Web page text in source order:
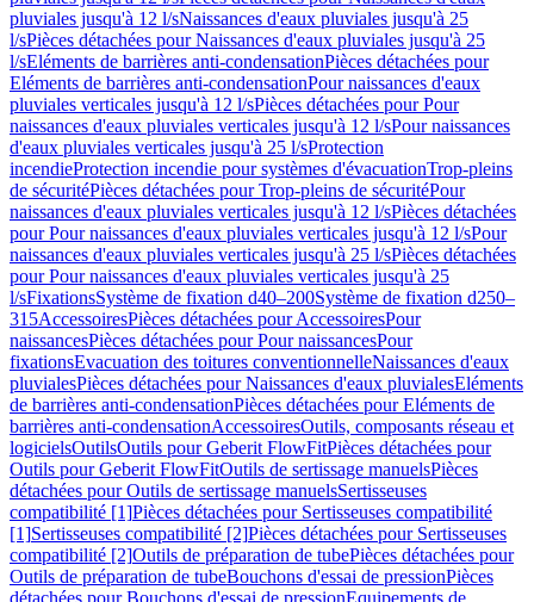
pluviales jusqu'à 12 l/sNaissances d'eaux pluviales jusqu'à 25
l/sPièces détachées pour Naissances d'eaux pluviales jusqu'à 25
l/sEléments de barrières anti-condensationPièces détachées pour
Eléments de barrières anti-condensationPour naissances d'eaux
pluviales verticales jusqu'à 12 l/sPièces détachées pour Pour
naissances d'eaux pluviales verticales jusqu'à 12 l/sPour naissances
d'eaux pluviales verticales jusqu'à 25 l/sProtection
incendieProtection incendie pour systèmes d'évacuationTrop-pleins
de sécuritéPièces détachées pour Trop-pleins de sécuritéPour
naissances d'eaux pluviales verticales jusqu'à 12 l/sPièces détachées
pour Pour naissances d'eaux pluviales verticales jusqu'à 12 l/sPour
naissances d'eaux pluviales verticales jusqu'à 25 l/sPièces détachées
pour Pour naissances d'eaux pluviales verticales jusqu'à 25
l/sFixationsSystème de fixation d40–200Système de fixation d250–
315AccessoiresPièces détachées pour AccessoiresPour
naissancesPièces détachées pour Pour naissancesPour
fixationsEvacuation des toitures conventionnelleNaissances d'eaux
pluvialesPièces détachées pour Naissances d'eaux pluvialesEléments
de barrières anti-condensationPièces détachées pour Eléments de
barrières anti-condensationAccessoiresOutils, composants réseau et
logicielsOutilsOutils pour Geberit FlowFitPièces détachées pour
Outils pour Geberit FlowFitOutils de sertissage manuelsPièces
détachées pour Outils de sertissage manuelsSertisseuses
compatibilité [1]Pièces détachées pour Sertisseuses compatibilité
[1]Sertisseuses compatibilité [2]Pièces détachées pour Sertisseuses
compatibilité [2]Outils de préparation de tubePièces détachées pour
Outils de préparation de tubeBouchons d'essai de pressionPièces
détachées pour Bouchons d'essai de pressionEquipements de